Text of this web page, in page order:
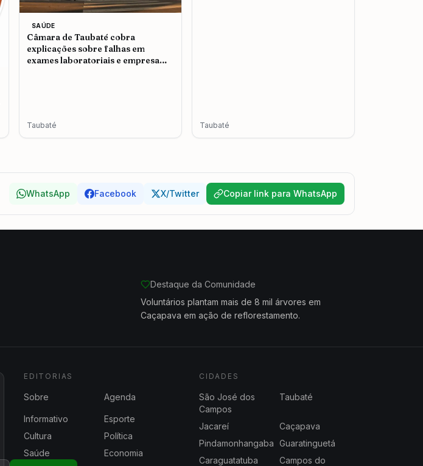
SAÚDE
Câmara de Taubaté cobra
explicações sobre falhas em
exames laboratoriais e empresa
Taubaté Taubaté
WhatsApp Facebook X/Twitter Copiar link para WhatsApp
Destaque da Comunidade
Voluntários plantam mais de 8 mil árvores em
Caçapava em ação de reflorestamento.
EDITORIAS
Sobre Agenda
Informativo
Esporte
Cultura
Política
Saúde
Economia
CIDADES
São José dos
Campos
Taubaté
Jacareí
Caçapava
Pindamonhangaba Guaratinguetá
Caraguatatuba
Campos do